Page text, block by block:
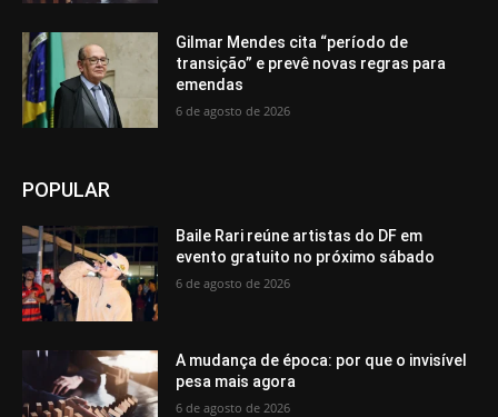
Gilmar Mendes cita “período de
transição” e prevê novas regras para
emendas
6 de agosto de 2026
POPULAR
Baile Rari reúne artistas do DF em
evento gratuito no próximo sábado
6 de agosto de 2026
A mudança de época: por que o invisível
pesa mais agora
6 de agosto de 2026